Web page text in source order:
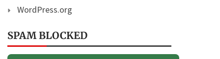
WordPress.org
SPAM BLOCKED